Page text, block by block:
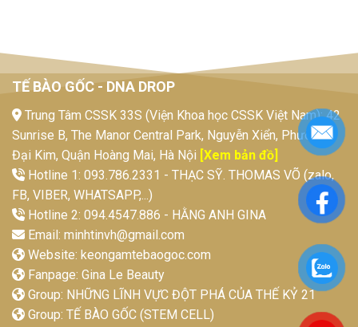
TẾ BÀO GỐC - DNA DROP
Trung Tâm CSSK 33S (Viện Khoa học CSSK Việt Nam): 42
Sunrise B, The Manor Central Park, Nguyễn Xiển, Phường
Đại Kim, Quận Hoàng Mai, Hà Nội [Xem bản đồ]
Hotline 1: 093.786.2331 - THẠC SỸ. THOMAS VÕ (zalo,
FB, VIBER, WHATSAPP,...)
Hotline 2: 094.4547.886 - HẰNG ANH GINA
Email: minhtinvh@gmail.com
Website: keongamtebaogoc.com
Fanpage: Gina Le Beauty
Group: NHỮNG LĨNH VỰC ĐỘT PHÁ CỦA THẾ KỶ 21
Group: TẾ BÀO GỐC (STEM CELL)